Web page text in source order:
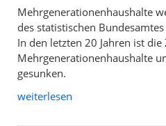
Mehrgenerationenhaushalte
des statistischen
In den letzten 20 Jahren ist die
Mehrgenerationenhaushalte
gesunken.
weiterlesen